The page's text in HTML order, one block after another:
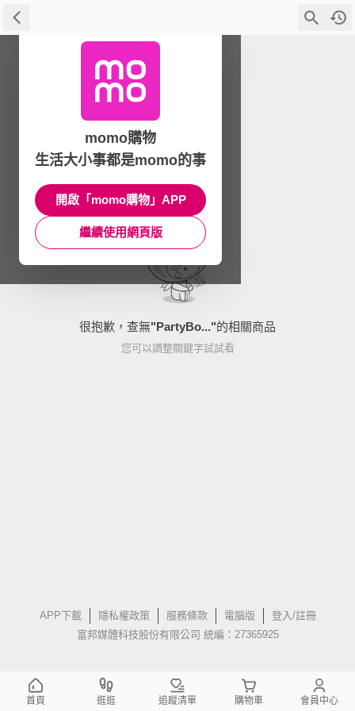
很抱歉，查無"PartyBo..."的相關商品
您可以調整關鍵字試試看
APP下載 隱私權政策 服務條款 電腦版
登入/註冊
富邦媒體科技股份有限公司 統編：27365925
momo購物
生活大小事都是momo的事
開啟「momo購物」APP
繼續使用網頁版
首頁 逛逛 追蹤清單 購物車 會員中心